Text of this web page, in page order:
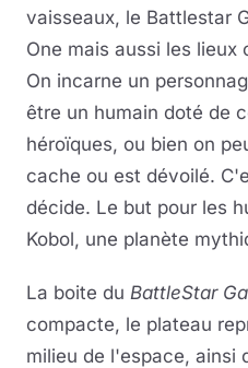
vaisseaux, le Battlestar
One mais aussi les lieux
On incarne un
être un humain doté de
héroïques, ou bien on
cache ou est dévoilé.
décide. Le but pour les
Kobol, une planète
La boite du BattleStar
compacte, le plateau
milieu de l'espace, ainsi